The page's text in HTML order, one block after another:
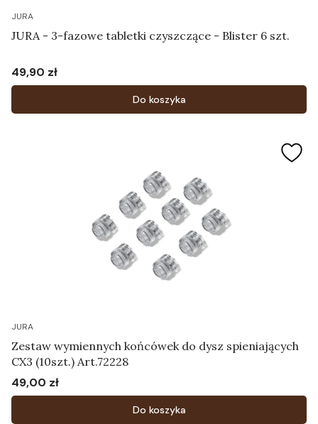
JURA
JURA - 3-fazowe tabletki czyszczące - Blister 6 szt.
Cena
49,90 zł
Do koszyka
JURA
Zestaw wymiennych końcówek do dysz spieniających
CX3 (10szt.) Art.72228
Cena
49,00 zł
Do koszyka